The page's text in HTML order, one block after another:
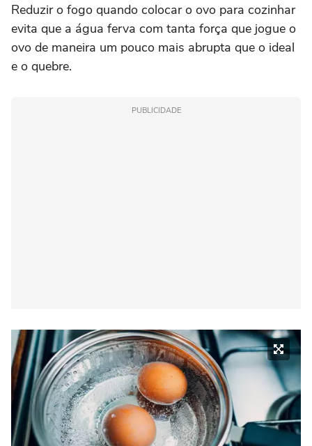
Reduzir o fogo quando colocar o ovo para cozinhar
evita que a água ferva com tanta força que jogue o
ovo de maneira um pouco mais abrupta que o ideal
e o quebre.
PUBLICIDADE